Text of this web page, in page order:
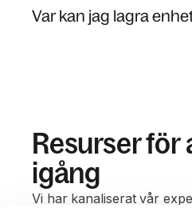
Var kan jag lagra
Resurser
igång
Vi har kanaliserat vår